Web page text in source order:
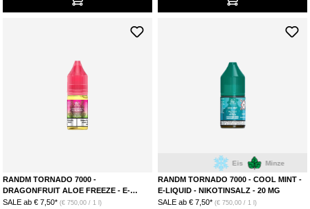
RANDM TORNADO 7000 -
DRAGONFRUIT ALOE FREEZE - E-
LIQUID - NIKOTINSALZ - 20 MG
SALE ab € 7,50* (€ 750,00 / 1 l)
Minze
RANDM TORNADO 7000 - COOL MINT -
E-LIQUID - NIKOTINSALZ - 20 MG
SALE ab € 7,50* (€ 750,00 / 1 l)